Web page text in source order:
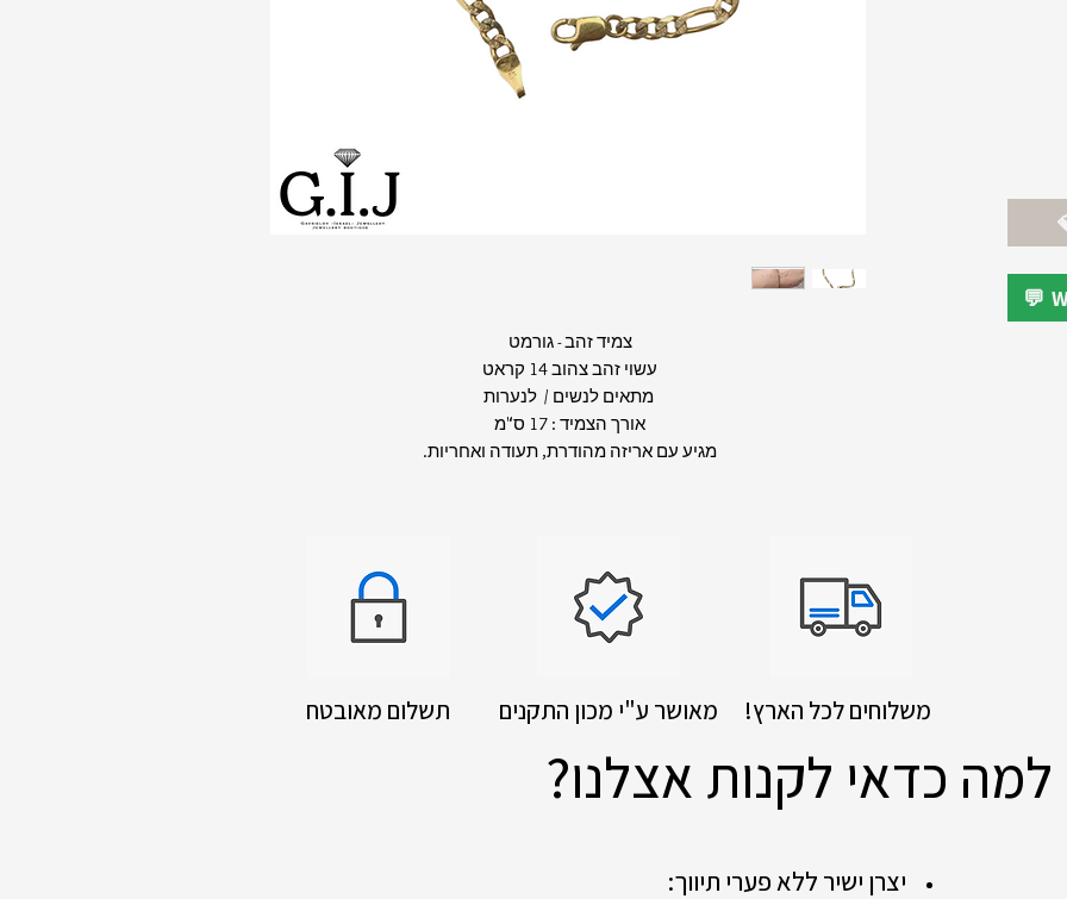
צמיד זהב - גורמט
עשוי זהב צהוב 14 קראט
מתאים לנשים / לנערות
אורך הצמיד : 17 ס"מ
מגיע עם אריזה מהודרת, תעודה ואחריות.
תשלום מאובטח מאושר ע"י מכון התקנים
למה כדאי לקנות אצלנו?
יצרן ישיר ללא פערי תיווך: